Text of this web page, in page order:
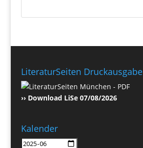
LiteraturSeiten Druckausgabe
›› Download LiSe 07/08/2026
Kalender